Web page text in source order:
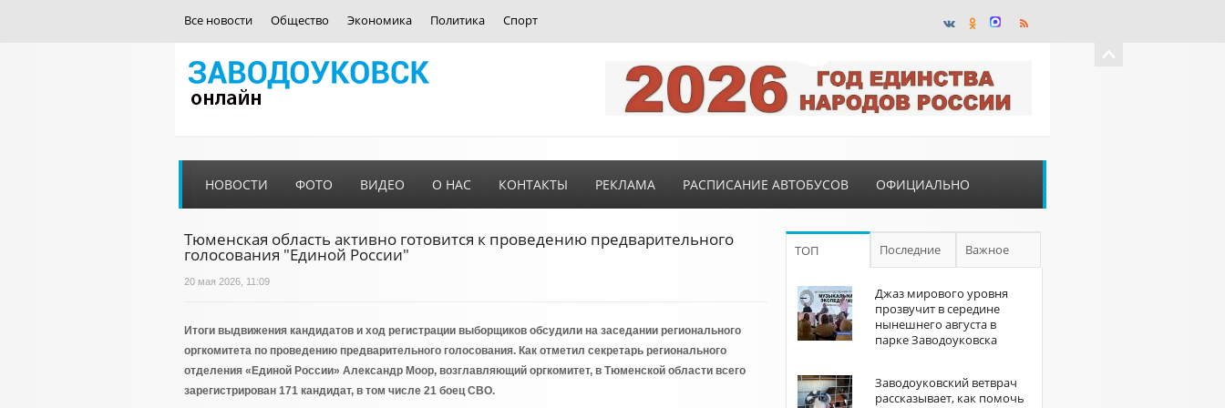
Все новости Общество Экономика Политика Спорт
НОВОСТИ ФОТО ВИДЕО О НАС КОНТАКТЫ РЕКЛАМА РАСПИСАНИЕ АВТОБУСОВ ОФИЦИАЛЬНО
Тюменская область активно готовится к проведению предварительного
голосования "Единой России"
20 мая 2026, 11:09
Итоги выдвижения кандидатов и ход регистрации выборщиков обсудили на заседании регионального
оргкомитета по проведению предварительного голосования. Как отметил секретарь регионального
отделения «Единой России» Александр Моор, возглавляющий оргкомитет, в Тюменской области всего
зарегистрирован 171 кандидат, в том числе 21 боец СВО.
ТОП Последние Важное
Джаз мирового уровня
прозвучит в середине
нынешнего августа в
парке Заводоуковска
Заводоуковский ветврач
рассказывает, как помочь